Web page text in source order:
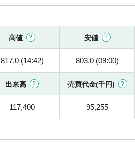
高値 安値
817.0 (14:42) 803.0 (09:00)
出来高 売買代金(千円)
117,400 95,255